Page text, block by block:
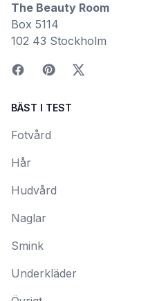
The Beauty Room
Box 5114
102 43 Stockholm
BÄST I TEST
Fotvård
Hår
Hudvård
Naglar
Smink
Underkläder